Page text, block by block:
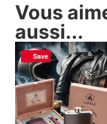
Vous
aussi...
Save